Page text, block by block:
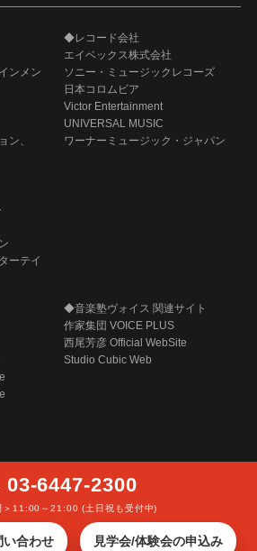
ンメン
ン、
ーテイ
◆レコード会社
エイベックス株式会社
ソニー・ミュージックレコーズ
日本コロムビア
Victor Entertainment
UNIVERSAL MUSIC
ワーナーミュージック・ジャパン
◆音楽塾ヴォイス 関連サイト
作家集団 VOICE PLUS
西尾芳彦 Official WebSite
Studio Cubic Web
STAGE INC. ALL RIGHTS RESERVED.
03-6447-2300
＞11:00～21:00 (土日祝も受付中)
い合わせ 見学会/体験会の申込み